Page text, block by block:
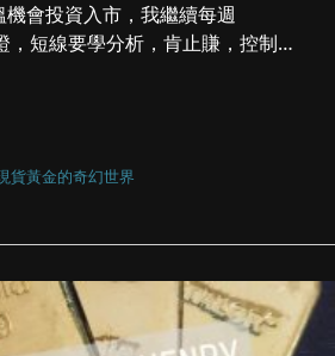
會投資入市，我繼續每週
，短線要學分析，肯止賺，控制注
貨黃金的奇幻世界